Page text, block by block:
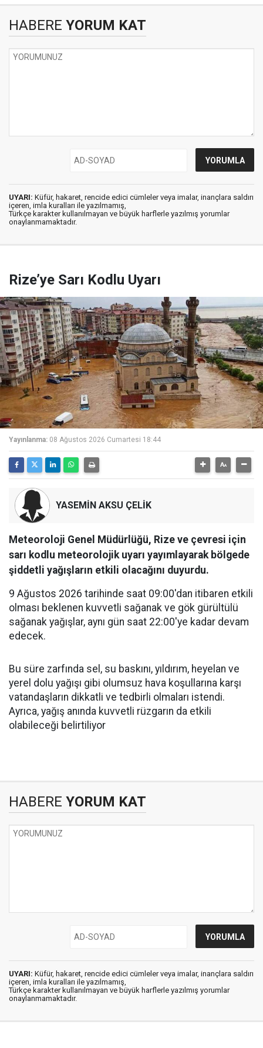
HABERE YORUM KAT
UYARI: Küfür, hakaret, rencide edici cümleler veya imalar, inançlara saldırı
içeren, imla kuralları ile yazılmamış,
Türkçe karakter kullanılmayan ve büyük harflerle yazılmış yorumlar
onaylanmamaktadır.
Rize’ye Sarı Kodlu Uyarı
Yayınlanma: 08 Ağustos 2026 Cumartesi 18:44
YASEMİN AKSU ÇELİK
Meteoroloji Genel Müdürlüğü, Rize ve çevresi için
sarı kodlu meteorolojik uyarı yayımlayarak bölgede
şiddetli yağışların etkili olacağını duyurdu.
9 Ağustos 2026 tarihinde saat 09:00'dan itibaren etkili
olması beklenen kuvvetli sağanak ve gök gürültülü
sağanak yağışlar, aynı gün saat 22:00'ye kadar devam
edecek.
Bu süre zarfında sel, su baskını, yıldırım, heyelan ve
yerel dolu yağışı gibi olumsuz hava koşullarına karşı
vatandaşların dikkatli ve tedbirli olmaları istendi.
Ayrıca, yağış anında kuvvetli rüzgarın da etkili
olabileceği belirtiliyor
HABERE YORUM KAT
UYARI: Küfür, hakaret, rencide edici cümleler veya imalar, inançlara saldırı
içeren, imla kuralları ile yazılmamış,
Türkçe karakter kullanılmayan ve büyük harflerle yazılmış yorumlar
onaylanmamaktadır.